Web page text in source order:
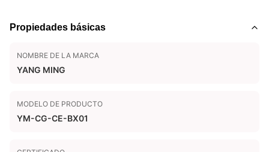
Propiedades básicas
NOMBRE DE LA MARCA
YANG MING
MODELO DE PRODUCTO
YM-CG-CE-BX01